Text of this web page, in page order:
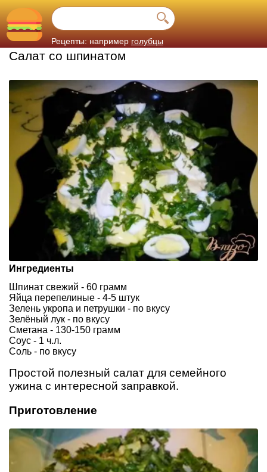
Рецепты: например голубцы
Салат со шпинатом
Ингредиенты
Шпинат свежий - 60 грамм
Яйца перепелиные - 4-5 штук
Зелень укропа и петрушки - по вкусу
Зелёный лук - по вкусу
Сметана - 130-150 грамм
Соус - 1 ч.л.
Соль - по вкусу
Простой полезный салат для семейного
ужина с интересной заправкой.
Приготовление